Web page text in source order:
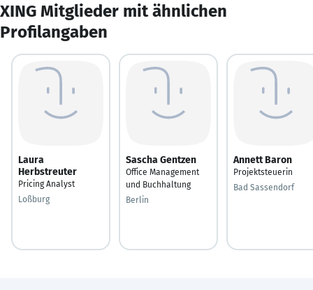
XING Mitglieder mit ähnlichen
Profilangaben
Laura
Herbstreuter
Pricing Analyst
Loßburg
Sascha Gentzen
Office Management
und Buchhaltung
Berlin
Annett Baron
Projektsteuerin
Bad Sassendorf